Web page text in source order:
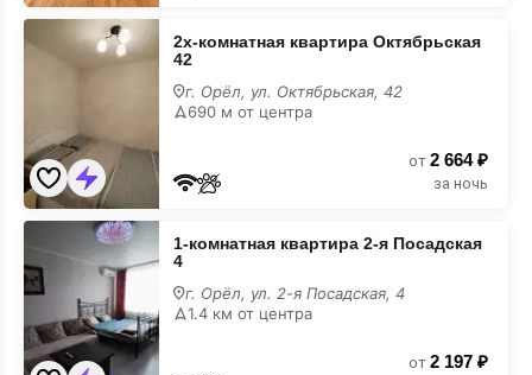
2х-
комнатная
2х-комнатная квартира Октябрьская
42
г. Орёл, ул. Октябрьская, 42
690 м от центра
от 2 664 ₽
за ночь
1-
комнатная
квартира
2-
Посадская
4
1-комнатная квартира 2-я Посадская
4
г. Орёл, ул. 2-я Посадская, 4
1.4 км от центра
от 2 197 ₽